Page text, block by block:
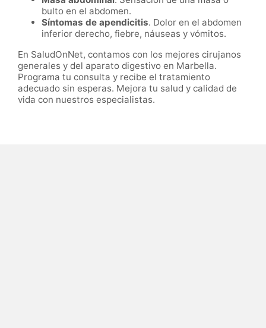
bulto en el abdomen.
Síntomas de apendicitis. Dolor en el abdomen
inferior derecho, fiebre, náuseas y vómitos.
En SaludOnNet, contamos con los mejores cirujanos
generales y del aparato digestivo en Marbella.
Programa tu consulta y recibe el tratamiento
adecuado sin esperas. Mejora tu salud y calidad de
vida con nuestros especialistas.